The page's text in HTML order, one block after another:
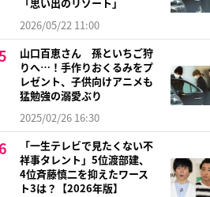
2026/05/22 11:00
山口百恵さん 孫といちご狩
りへ…！手作りおくるみをプ
レゼント、子供向けアニメも
猛勉強の溺愛ぶり
2025/02/26 16:30
「一生テレビで見たくない不
祥事タレント」5位渡部建、
4位斉藤慎二を抑えたワース
ト3は？【2026年版】